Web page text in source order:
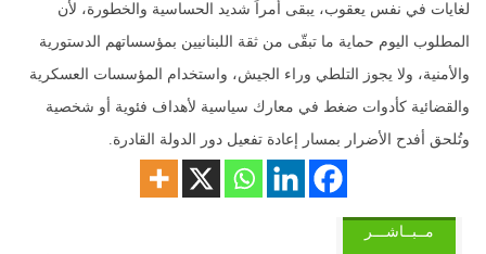
لغايات في نفس يعقوب، يبقى أمراً شديد الحساسية والخطورة، لأن
المطلوب اليوم حماية ما تبقّى من ثقة اللبنانيين بمؤسساتهم الدستورية
والأمنية، ولا يجوز التلطي وراء الجيش، واستخدام المؤسسات العسكرية
والقضائية كأدوات ضغط في معارك سياسية لأهداف فئوية أو شخصية
وتُلحق أفدح الأضرار بمسار إعادة تفعيل دور الدولة القادرة.
مــبــاشـــر